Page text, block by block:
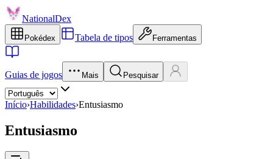
NationalDex
Pokédex Tabela de tipos Ferramentas
Guias de jogos Mais Pesquisar
Início›Habilidades›Entusiasmo
Entusiasmo